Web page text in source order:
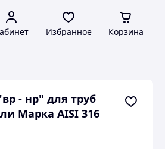
Избранное Корзина
- нр" для труб
Марка AISI 316